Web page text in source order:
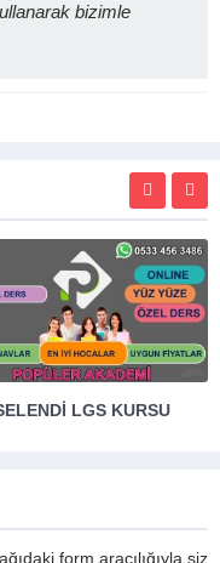
bizimle
LGS KURSU
form aracılığıyla siz